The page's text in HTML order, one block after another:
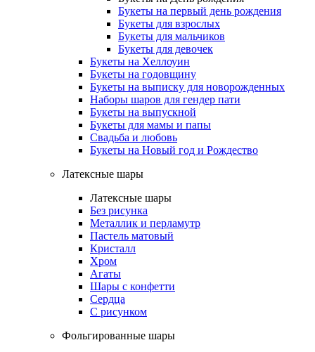
Букеты на первый день рождения
Букеты для взрослых
Букеты для мальчиков
Букеты для девочек
Букеты на Хеллоуин
Букеты на годовщину
Букеты на выписку для новорожденных
Наборы шаров для гендер пати
Букеты на выпускной
Букеты для мамы и папы
Свадьба и любовь
Букеты на Новый год и Рождество
Латексные шары
Латексные шары
Без рисунка
Металлик и перламутр
Пастель матовый
Кристалл
Хром
Агаты
Шары с конфетти
Сердца
С рисунком
Фольгированные шары